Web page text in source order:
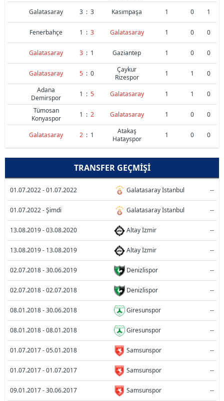
Galatasaray 3 : 3 Kasımpaşa 1 0 1
Fenerbahçe 1 : 3 Galatasaray 1 0 0
Galatasaray 3 : 1 Gaziantep 1 0 0
Galatasaray 5 : 0
Çaykur
Rizespor
1 1
0
Adana
Demirspor
1 : 5 Galatasaray 1 1
0
Tümosan
Konyaspor
1 : 2 Galatasaray 1 0 0
Galatasaray 2 : 1
Atakaş
Hatayspor
1 0 0
TRANSFER GEÇMIŞI
01.07.2022 - 01.07.2022 Galatasaray İstanbul --
01.07.2022 - Şimdi Galatasaray İstanbul --
13.08.2019 - 03.08.2020 Altay İzmir --
13.08.2019 - 13.08.2019 Altay İzmir --
02.07.2018 - 30.06.2019 Denizlispor --
02.07.2018 - 02.07.2018 Denizlispor --
08.01.2018 - 30.06.2018 Giresunspor --
08.01.2018 - 08.01.2018 Giresunspor --
01.07.2017 - 05.01.2018 Samsunspor --
01.07.2017 - 01.07.2017 Samsunspor --
09.01.2017 - 30.06.2017 Samsunspor --